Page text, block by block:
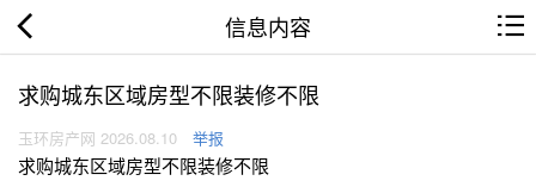
信息内容
求购城东区域房型不限装修不限
玉环房产网 2026.08.10 举报
求购城东区域房型不限装修不限